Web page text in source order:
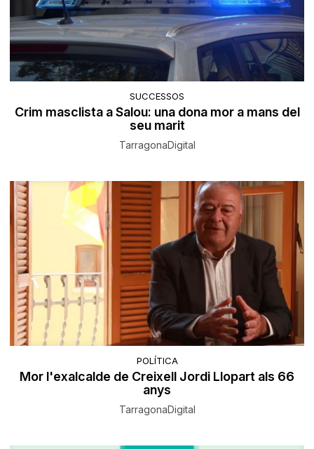
SUCCESSOS
Crim masclista a Salou: una dona mor a mans del
seu marit
TarragonaDigital
POLÍTICA
Mor l'exalcalde de Creixell Jordi Llopart als 66
anys
TarragonaDigital